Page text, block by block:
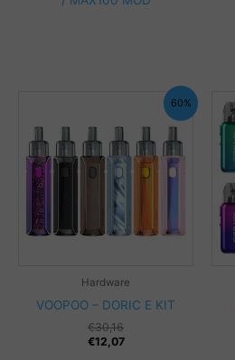
60%
Hardware
VOOPOO – DORIC E KIT
€30,16
€12,07